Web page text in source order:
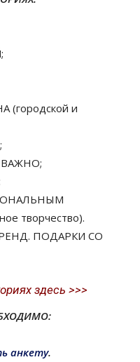
и
творчество).
ПОДАРКИ СО
здесь >>>
анкету.